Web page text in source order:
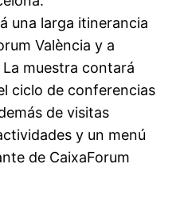
una larga itinerancia
València y a
muestra contará
ciclo de conferencias
de visitas
y un menú
de CaixaForum